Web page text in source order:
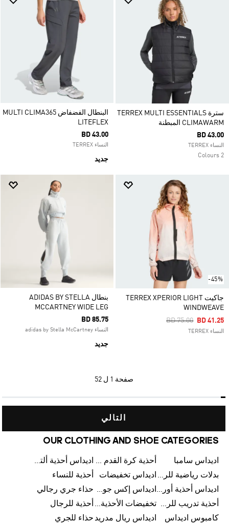
سترة TERREX MULTI ESSENTIALS
CLIMAWARM المبطنة
BD 43.00
النساء TERREX
2 Colours
البنطال الفضفاض MULTI CLIMA365
LITEFLEX
BD 43.00
النساء TERREX
جديد
-45%
جاكيت TERREX XPERIOR LIGHT
WINDWEAVE
Price Reduced
BD 75.00ToBD 41.25
النساء TERREX
بنطال ADIDAS BY STELLA
MCCARTNEY WIDE LEG
BD 85.75
النساء adidas by Stella McCartney
جديد
صفحة 1 ل 52
التالي
OUR CLOTHING AND SHOE CATEGORIES
اديداس سامبا أحذية كرة القدم للرجال
اديداس أحذية ألترا بوست للرجال
بدلات رياضية للرجال اديداس تخفيضات
أحذية للنساء
اديداس أحذية أورجينالز
اديداس إكس جود بيلينغهام حذاء جري رجالي
أحذية تدريب للرجال
تخفيضات الأحذية للرجال أحذية للرجال
كامبوس اديداس
اديداس ريال مدريد حذاء للجري